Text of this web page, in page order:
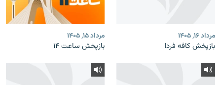
مرداد ۱۶, ۱۴۰۵
بازپخش کافه فردا
مرداد ۱۵, ۱۴۰۵
بازپخش ساعت ۱۴